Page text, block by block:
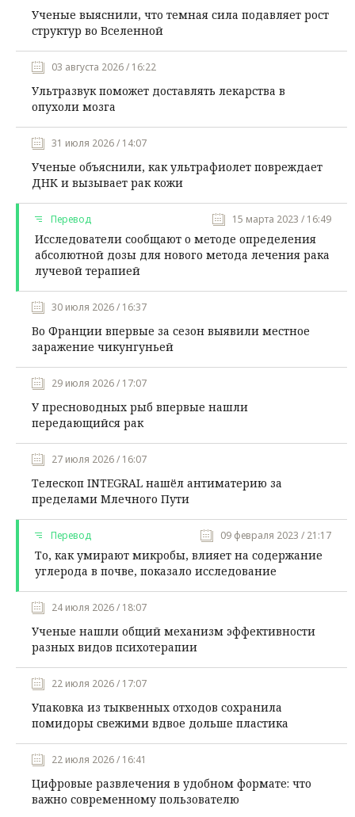
Ученые выяснили, что темная сила подавляет рост
структур во Вселенной
03 августа 2026 / 16:22
Ультразвук поможет доставлять лекарства в
опухоли мозга
31 июля 2026 / 14:07
Ученые объяснили, как ультрафиолет повреждает
ДНК и вызывает рак кожи
Перевод 15 марта 2023 / 16:49
Исследователи сообщают о методе определения
абсолютной дозы для нового метода лечения рака
лучевой терапией
30 июля 2026 / 16:37
Во Франции впервые за сезон выявили местное
заражение чикунгуньей
29 июля 2026 / 17:07
У пресноводных рыб впервые нашли
передающийся рак
27 июля 2026 / 16:07
Телескоп INTEGRAL нашёл антиматерию за
пределами Млечного Пути
Перевод 09 февраля 2023 / 21:17
То, как умирают микробы, влияет на содержание
углерода в почве, показало исследование
24 июля 2026 / 18:07
Ученые нашли общий механизм эффективности
разных видов психотерапии
22 июля 2026 / 17:07
Упаковка из тыквенных отходов сохранила
помидоры свежими вдвое дольше пластика
22 июля 2026 / 16:41
Цифровые развлечения в удобном формате: что
важно современному пользователю